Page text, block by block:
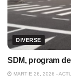
DIVERSE
SDM, program
MARTIE 26, 2026 -